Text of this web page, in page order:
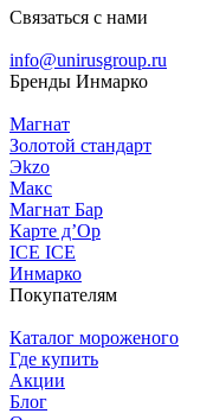
Связаться с нами
info@unirusgroup.ru
Бренды Инмарко
Магнат
Золотой стандарт
Эkzо
Макс
Магнат Бар
Карте д’Ор
ICE ICE
Инмарко
Покупателям
Каталог мороженого
Где купить
Акции
Блог